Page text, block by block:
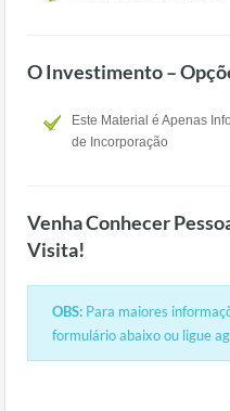
O Investimento –
Este Material é Apenas
de Incorporação
Venha Conhecer
Visita!
OBS: Para maiores
formulário abaixo ou ligue